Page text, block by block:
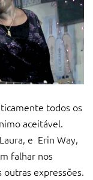
todos os
aceitável.
e Erin Way,
falhar nos
expressões.